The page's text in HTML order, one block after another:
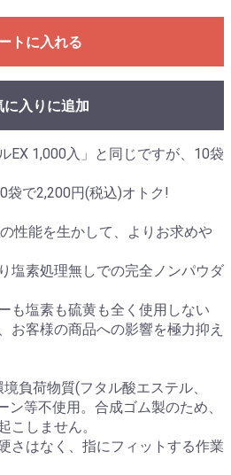
トに入れる
に入りに追加
EX 1,000入」と同じですが、10袋
袋で2,200円(税込)オトク!
性能を生かして、よりお求めや
塩素処理無しでの完全ノンパウダ
も塩素も硫黄も全く使用しない
お客様の商品への影響を極力抑え
負荷物質(フタル酸エステル、
ン等不使用。合成ゴム製のため、
こしません。
さはなく、指にフィットする作業